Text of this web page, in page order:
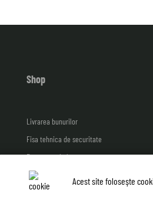
Shop
Livrarea bunurilor
Fisa tehnica de securitate
Facturare și plată
Garanția calității: 100% drept de retur
Catalog ferme de pui
Acest site foloseşte